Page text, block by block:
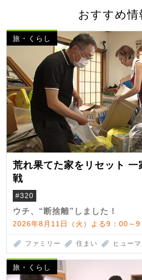
おすすめ情
旅・くらし
荒れ果てた家をリセット 一
戦
#320
ウチ、“断捨離”しました！
2026年8月11日（火）よる9：00～9
ファミリー 住まい ヒュー
旅・くらし